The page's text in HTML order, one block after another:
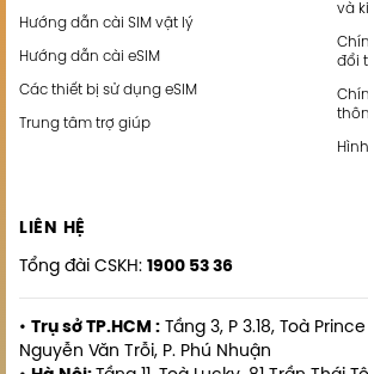
Hướng dẫn cài SIM vật lý
Hướng dẫn cài eSIM
Các thiết bị sử dụng eSIM
Trung tâm trợ giúp
và
đổi
LIÊN HỆ
Tổng đài CSKH: 1900 53 36
• Trụ sở TP.HCM : Tầng 3, P 3.18, Toà
Nguyễn Văn Trỗi, P. Phú Nhuận